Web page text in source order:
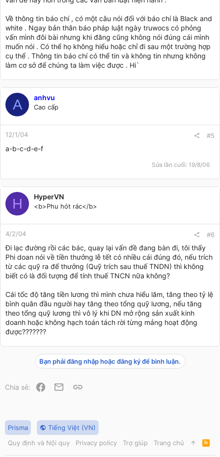
Về thông tin báo chí , có một câu nói đối với báo chí là Black and
white . Ngay bản thân báo pháp luật ngày truwocs có phỏng
vấn mình đôi bài nhưng khi đăng cũng không nói đúng cái mình
muốn nói . Có thể họ không hiểu hoặc chỉ đi sau một trường hợp
cụ thể . Thông tin báo chí có thể tin và không tin nhưng không
làm cơ sở để chúng ta làm việc được . Hi`
A anhvu
Cao cấp
12/1/04 #5
a-b-c-d-e-f
Sửa lần cuối: 19/8/06
H HyperVN
<b>Phu hót rác</b>
4/2/04 #6
Đi lạc đường rồi các bác, quay lại vấn đề đang bàn đi, tôi thấy
Phi doan nói về tiền thưởng lễ tết có nhiều cái đúng đó, nếu trích
từ các quỹ ra để thưởng (Quỹ trích sau thuế TNDN) thì không
biết có là đối tượng để tính thuế TNCN nữa không?
Cái tốc độ tăng tiền lương thì mình chưa hiểu lăm, tăng theo tỷ lệ
bình quân đầu người hay tăng theo tổng quỹ lương, nếu tăng
theo tổng quỹ lương thì vô lý khi DN mở rộng sản xuất kinh
doanh hoặc không hạch toán tách rời từng mảng hoạt động
được???????
Bạn phải đăng nhập hoặc đăng ký để bình luận.
Chia sẻ: Facebook
Email
Prisma
Tiếng Việt (VN)
Quy định và Nội quy
Privacy policy Trợ giúp Trang chủ
R
S